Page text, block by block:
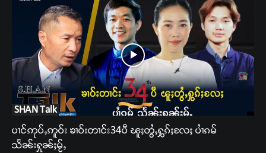
SHAN Talk
ပၢင်ဢုပ်ႇဢူဝ်း ၶၢဝ်းတၢင်း34ပီ ၽူႈတွႆႇႁွၵ်ႈလႄႈ ပၢႆၵမ်
သႅၼ်းႁုၼ်ႈမႂ်ႇ